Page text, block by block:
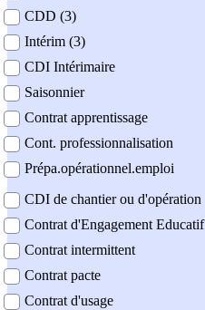
CDD (3)
Intérim (3)
CDI Intérimaire
Saisonnier
Contrat apprentissage
Cont. professionnalisation
Prépa.opérationnel.emploi
CDI de chantier ou d'opération
Contrat d'Engagement Educatif
Contrat intermittent
Contrat pacte
Contrat d'usage